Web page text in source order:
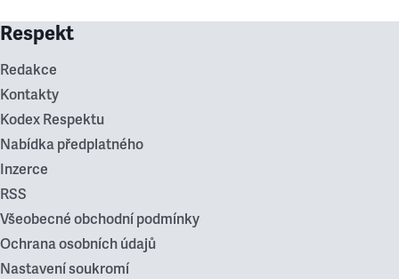
Respekt
Redakce
Kontakty
Kodex Respektu
Nabídka předplatného
Inzerce
RSS
Všeobecné obchodní podmínky
Ochrana osobních údajů
Nastavení soukromí